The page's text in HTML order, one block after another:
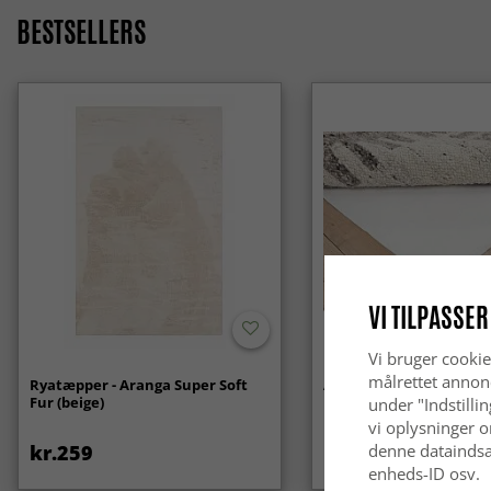
BESTSELLERS
Ryatæpper - Aranga Super Soft
Fur (beige)
kr.259
Anti-slip/Skridsikker
kr.119
VI
Vi bruger
målrettet
under
vi oplysninger
denne
enheds-ID osv.